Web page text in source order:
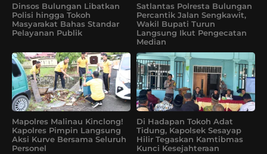
Dinsos Bulungan Libatkan
Polisi hingga Tokoh
Masyarakat Bahas Standar
Pelayanan Publik
Satlantas Polresta Bulungan
Percantik Jalan Sengkawit,
Wakil Bupati Turun
Langsung Ikut Pengecatan
Median
Mapolres Malinau Kinclong!
Kapolres Pimpin Langsung
Aksi Kurve Bersama Seluruh
Personel
Di Hadapan Tokoh Adat
Tidung, Kapolsek Sesayap
Hilir Tegaskan Kamtibmas
Kunci Kesejahteraan